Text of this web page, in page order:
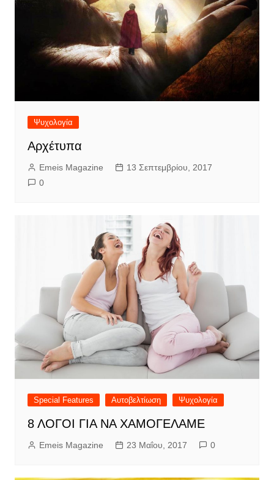
Ψυχολογία
Αρχέτυπα
Emeis Magazine
13 Σεπτεμβρίου, 2017
0
Special Features Αυτοβελτίωση Ψυχολογία
8 ΛΟΓΟΙ ΓΙΑ ΝΑ ΧΑΜΟΓΕΛΑΜΕ
Emeis Magazine 23 Μαΐου, 2017 0